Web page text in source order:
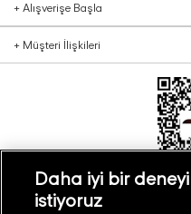
+ Alışverişe Başla
+ Müşteri İlişkileri
Daha iyi bir
istiyoruz